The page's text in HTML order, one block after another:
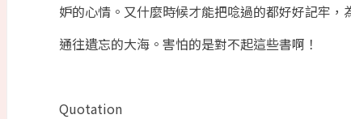
妒的心情。又什麼時候才能把唸過的都好好記牢
通往遺忘的大海。害怕的是對不起這些書啊！
Quotation